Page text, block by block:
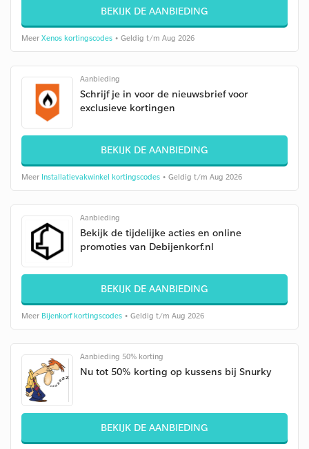
BEKIJK DE AANBIEDING
Meer Xenos kortingscodes • Geldig t/m Aug 2026
Aanbieding
Schrijf je in voor de nieuwsbrief voor
exclusieve kortingen
BEKIJK DE AANBIEDING
Meer Installatievakwinkel kortingscodes • Geldig t/m Aug 2026
Aanbieding
Bekijk de tijdelijke acties en online
promoties van Debijenkorf.nl
BEKIJK DE AANBIEDING
Meer Bijenkorf kortingscodes • Geldig t/m Aug 2026
Aanbieding 50% korting
Nu tot 50% korting op kussens bij Snurky
BEKIJK DE AANBIEDING